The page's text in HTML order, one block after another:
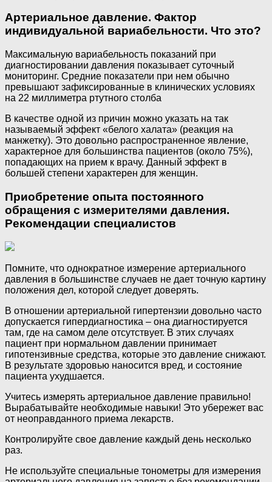
Артериальное давление. Фактор
индивидуальной вариабельности. Что это?
Максимальную вариабельность показаний при
диагностировании давления показывает суточный
мониторинг. Средние показатели при нем обычно
превышают зафиксированные в клинических условиях
на 22 миллиметра ртутного столба
В качестве одной из причин можно указать на так
называемый эффект «белого халата» (реакция на
манжетку). Это довольно распространенное явление,
характерное для большинства пациентов (около 75%),
попадающих на прием к врачу. Данный эффект в
большей степени характерен для женщин.
Приобретение опыта постоянного
обращения с измерителями давления.
Рекомендации специалистов
Помните, что однократное измерение артериального
давления в большинстве случаев не дает точную картину
положения дел, которой следует доверять.
В отношении артериальной гипертензии довольно часто
допускается гипердиагностика – она диагностируется
там, где на самом деле отсутствует. В этих случаях
пациент при нормальном давлении принимает
гипотензивные средства, которые это давление снижают.
В результате здоровью наносится вред, и состояние
пациента ухудшается.
Учитесь измерять артериальное давление правильно!
Вырабатывайте необходимые навыки! Это убережет вас
от неоправданного приема лекарств.
Контролируйте свое давление каждый день несколько
раз.
Не используйте специальные тонометры для измерения